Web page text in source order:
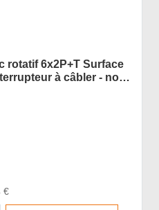
rotatif 6x2P+T Surface
à câbler - noir
€